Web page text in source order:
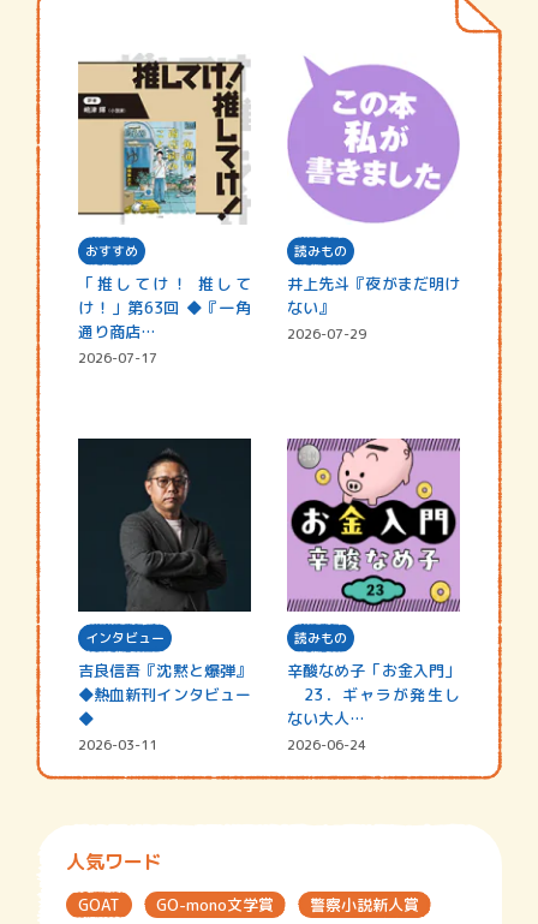
おすすめ
「推してけ！ 推して
け！」第63回 ◆『一角
通り商店…
2026-07-17
読みもの
井上先斗『夜がまだ明け
ない』
2026-07-29
インタビュー
吉良信吾『沈黙と爆弾』
◆熱血新刊インタビュー
◆
2026-03-11
読みもの
辛酸なめ子「お金入門」
23．ギャラが発生し
ない大人…
2026-06-24
人気ワード
GOAT GO-mono文学賞 警察小説新人賞